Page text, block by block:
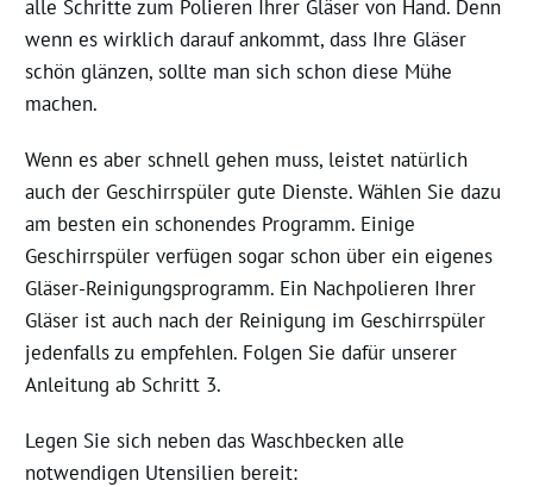
alle Schritte zum Polieren Ihrer Gläser von Hand. Denn
wenn es wirklich darauf ankommt, dass Ihre Gläser
schön glänzen, sollte man sich schon diese Mühe
machen.
Wenn es aber schnell gehen muss, leistet natürlich
auch der Geschirrspüler gute Dienste. Wählen Sie dazu
am besten ein schonendes Programm. Einige
Geschirrspüler verfügen sogar schon über ein eigenes
Gläser-Reinigungsprogramm. Ein Nachpolieren Ihrer
Gläser ist auch nach der Reinigung im Geschirrspüler
jedenfalls zu empfehlen. Folgen Sie dafür unserer
Anleitung ab Schritt 3.
Legen Sie sich neben das Waschbecken alle
notwendigen Utensilien bereit: